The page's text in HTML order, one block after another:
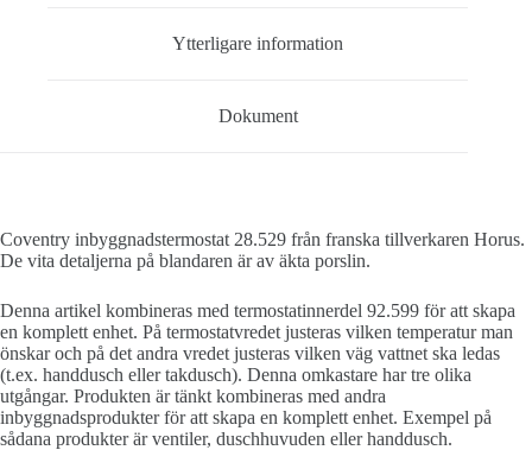
Ytterligare information
Dokument
Coventry inbyggnadstermostat 28.529 från franska tillverkaren Horus.
De vita detaljerna på blandaren är av äkta porslin.
Denna artikel kombineras med termostatinnerdel 92.599 för att skapa
en komplett enhet. På termostatvredet justeras vilken temperatur man
önskar och på det andra vredet justeras vilken väg vattnet ska ledas
(t.ex. handdusch eller takdusch). Denna omkastare har tre olika
utgångar. Produkten är tänkt kombineras med andra
inbyggnadsprodukter för att skapa en komplett enhet. Exempel på
sådana produkter är ventiler, duschhuvuden eller handdusch.